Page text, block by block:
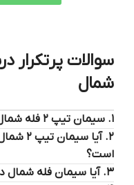
شمال
۱. سیمان تیپ ۲ فله شمال چه تفاوتی با نوع پاکتی دارد؟
۲. آیا
است؟
۳. آیا سیمان فله شمال در برابر رطوبت مقاوم است؟